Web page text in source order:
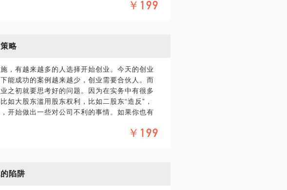
司以外的第三人，公司股东不同意怎么办？我
题；一旦发生股权转让纠纷，如果在第一时间
具体化。毕竟一小时的谈话只能解决一个小问
更精确的准备，提升见面效率。期待与你的见
￥199
略
，有越来越多的人选择开始创业。今天的创业
能成功的案例越来越少，创业需要合伙人。而
之初就要思考好的问题。因为在实务中有很多
如大股东滥用股东权利，比如二股东“造反”，
开始做出一些对公司不利的事情。如果你也有
认为公司就是我的，在处理过程中公司个人分
你在公司所处的股东身份（大股东身份、二股
￥199
陷阱